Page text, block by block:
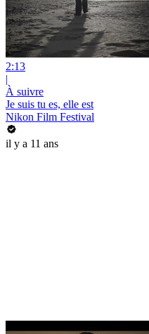
2:13
|
À suivre
Je suis tu es, elle est
Nikon Film Festival
il y a 11 ans